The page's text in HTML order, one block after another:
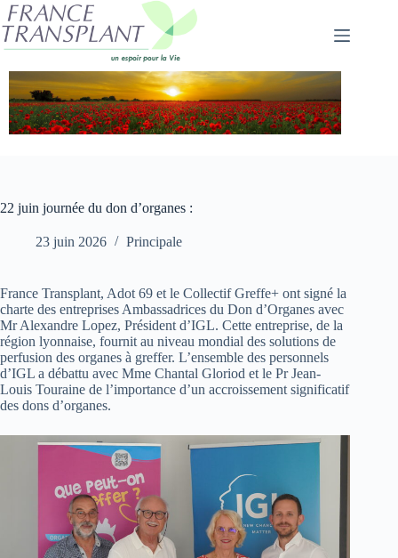
Passer
au
contenu
22 juin journée du don d’organes :
23 juin 2026 Principale
France Transplant, Adot 69 et le Collectif Greffe+ ont signé la
charte des entreprises Ambassadrices du Don d’Organes avec
Mr Alexandre Lopez, Président d’IGL. Cette entreprise, de la
région lyonnaise, fournit au niveau mondial des solutions de
perfusion des organes à greffer. L’ensemble des personnels
d’IGL a débattu avec Mme Chantal Gloriod et le Pr Jean-
Louis Touraine de l’importance d’un accroissement significatif
des dons d’organes.